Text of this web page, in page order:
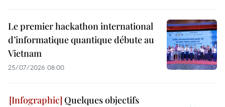
Le premier hackathon international
d’informatique quantique débute au
Vietnam
25/07/2026 08:00
Quelques objectifs